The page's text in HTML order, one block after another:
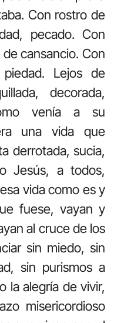
Con rostro de
pecado. Con
cansancio. Con
Lejos de
decorada,
venía a su
una vida que
derrotada, sucia,
Jesús, a todos,
vida como es y
fuese, vayan y
al cruce de los
sin miedo, sin
sin purismos a
la alegría de vivir,
misericordioso